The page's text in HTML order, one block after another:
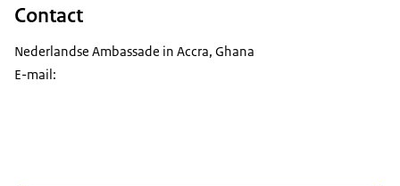
Contact
Nederlandse Ambassade in Accra, Ghana
E-mail: